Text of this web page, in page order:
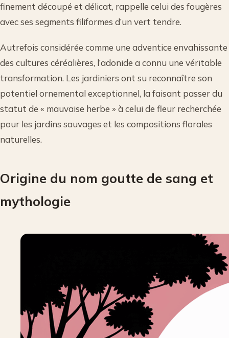
finement découpé et délicat, rappelle celui des fougères
avec ses segments filiformes d’un vert tendre.
Autrefois considérée comme une adventice envahissante
des cultures céréalières, l’adonide a connu une véritable
transformation. Les jardiniers ont su reconnaître son
potentiel ornemental exceptionnel, la faisant passer du
statut de « mauvaise herbe » à celui de fleur recherchée
pour les jardins sauvages et les compositions florales
naturelles.
Origine du nom goutte de sang et
mythologie